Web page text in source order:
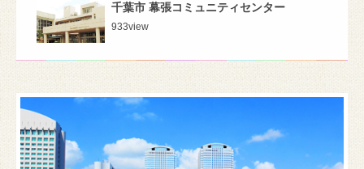
千葉市 幕張コミュニティセンター
933view